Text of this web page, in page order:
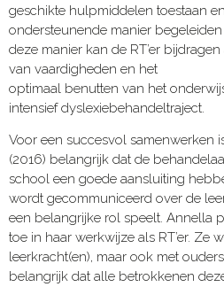
geschikte hulpmiddelen toestaan
ondersteunende manier
deze manier kan de RT’er
van vaardigheden en het
optimaal benutten van het
intensief dyslexiebehandeltraject.
Voor een succesvol samenwerken
(2016) belangrijk dat de
school een goede aansluiting
wordt gecommuniceerd over de
een belangrijke rol speelt. Annella
toe in haar werkwijze als RT’er. Ze
leerkracht(en), maar ook met
belangrijk dat alle betrokkenen